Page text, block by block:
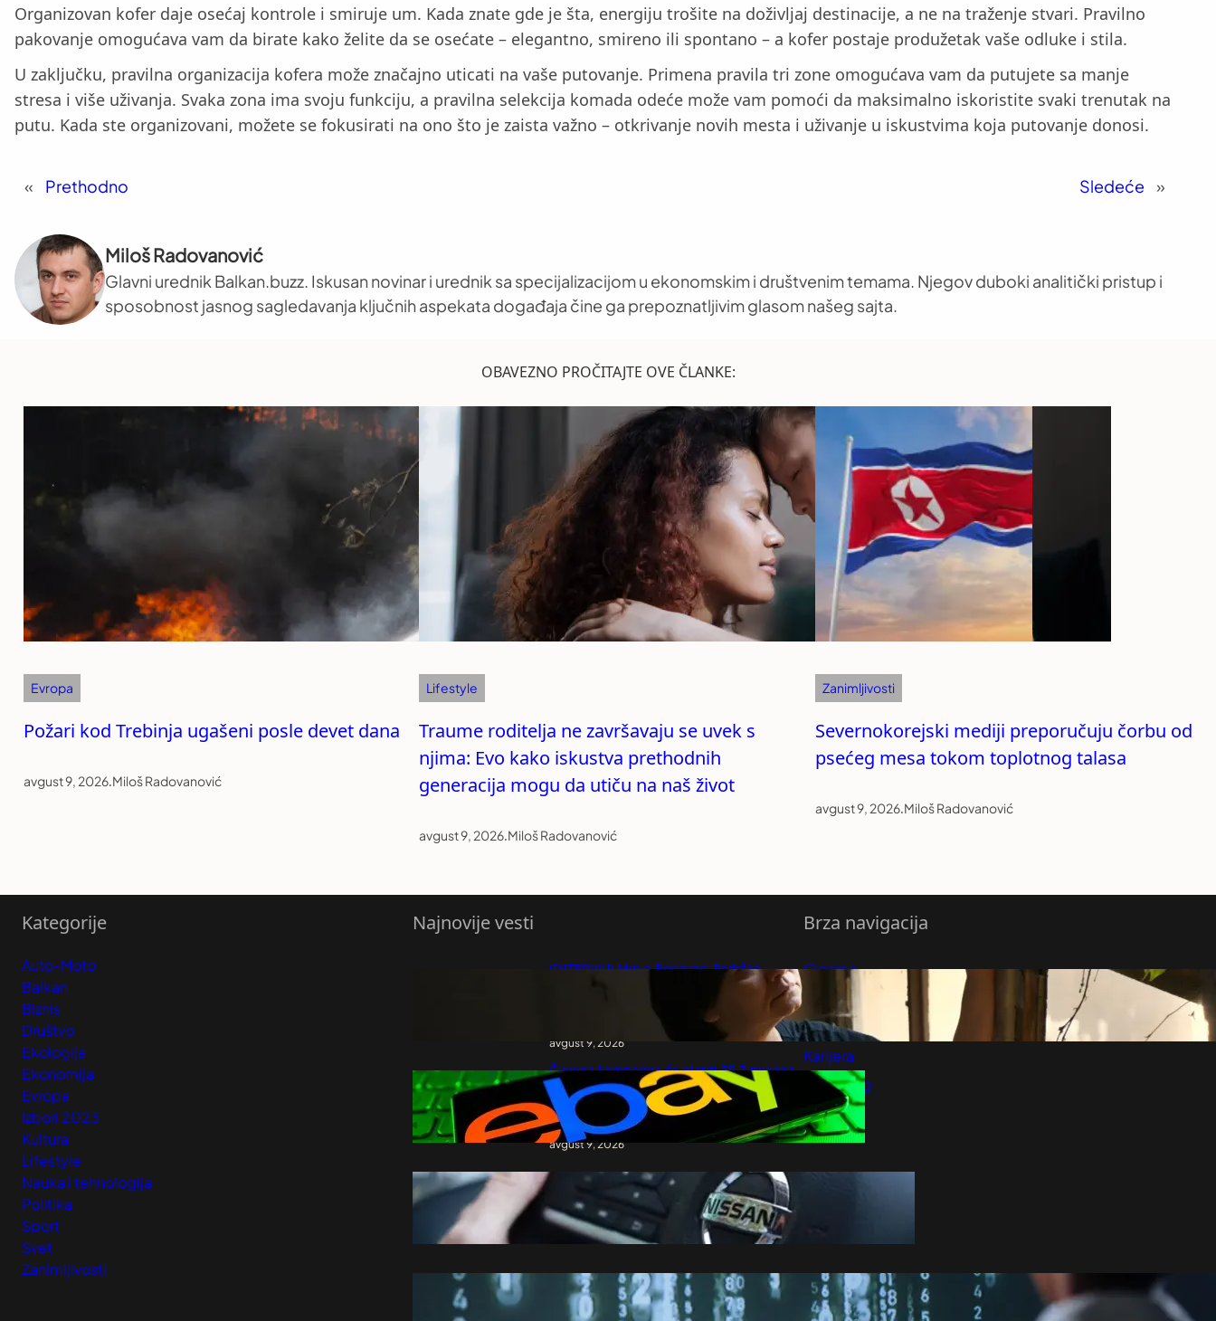
Organizovan kofer daje osećaj kontrole i smiruje um. Kada znate gde je šta, energiju trošite na doživljaj destinacije, a ne na traženje stvari. Pravilno
pakovanje omogućava vam da birate kako želite da se osećate – elegantno, smireno ili spontano – a kofer postaje produžetak vaše odluke i stila.
U zaključku, pravilna organizacija kofera može značajno uticati na vaše putovanje. Primena pravila tri zone omogućava vam da putujete sa manje
stresa i više uživanja. Svaka zona ima svoju funkciju, a pravilna selekcija komada odeće može vam pomoći da maksimalno iskoristite svaki trenutak na
putu. Kada ste organizovani, možete se fokusirati na ono što je zaista važno – otkrivanje novih mesta i uživanje u iskustvima koja putovanje donosi.
« Prethodno Sledeće »
Miloš Radovanović
Glavni urednik Balkan.buzz. Iskusan novinar i urednik sa specijalizacijom u ekonomskim i društvenim temama. Njegov duboki analitički pristup i
sposobnost jasnog sagledavanja ključnih aspekata događaja čine ga prepoznatljivim glasom našeg sajta.
OBAVEZNO PROČITAJTE OVE ČLANKE:
Evropa
Požari kod Trebinja ugašeni posle devet dana
avgust 9, 2026.Miloš Radovanović
Lifestyle
Traume roditelja ne završavaju se uvek s
njima: Evo kako iskustva prethodnih
generacija mogu da utiču na naš život
avgust 9, 2026.Miloš Radovanović
Zanimljivosti
Severnokorejski mediji preporučuju čorbu od
psećeg mesa tokom toplotnog talasa
avgust 9, 2026.Miloš Radovanović
Kategorije
Auto-Moto
Balkan
Biznis
Društvo
Ekologija
Ekonomija
Evropa
Izbori 2023
Kultura
Lifestyle
Nauka i tehnologija
Politika
Sport
Svet
Zanimljivosti
Najnovije vesti
(INTERVJU) Minja Bogavac: Podrška
mladima imala cenu, gospodo cenzori –
kraj je kad mi kažemo – Vesti iz Srbije,
avgust 9, 2026
Čuvena kompanija će platiti 55,7 miliona
dolara paru koji je prošao kroz pakao:
Slali im bubašvabe, larve i krvavu masku
svinje
avgust 9, 2026
Nissan uči od Kineza: Razvoj novog
automobila sada traje upola kraće
avgust 9, 2026
Turska počela da koristi AI da smanji
javne troškove
Brza navigacija
O nama
Predloži Vest
Pretplatite se na vesti
Karijera
Marketing
Kontakt